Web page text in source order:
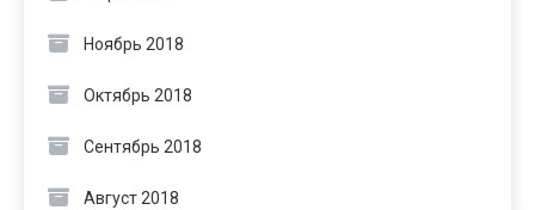
Ноябрь 2018
Октябрь 2018
Сентябрь 2018
Август 2018